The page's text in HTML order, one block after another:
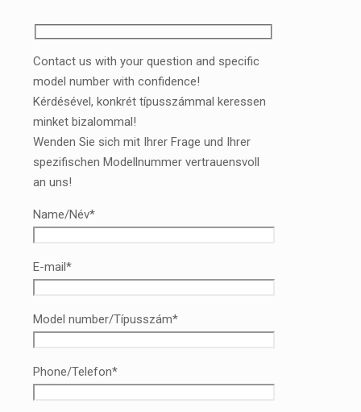
Contact us with your question and specific
model number with confidence!
Kérdésével, konkrét típusszámmal keressen
minket bizalommal!
Wenden Sie sich mit Ihrer Frage und Ihrer
spezifischen Modellnummer vertrauensvoll
an uns!
Name/Név*
E-mail*
Model number/Típusszám*
Phone/Telefon*